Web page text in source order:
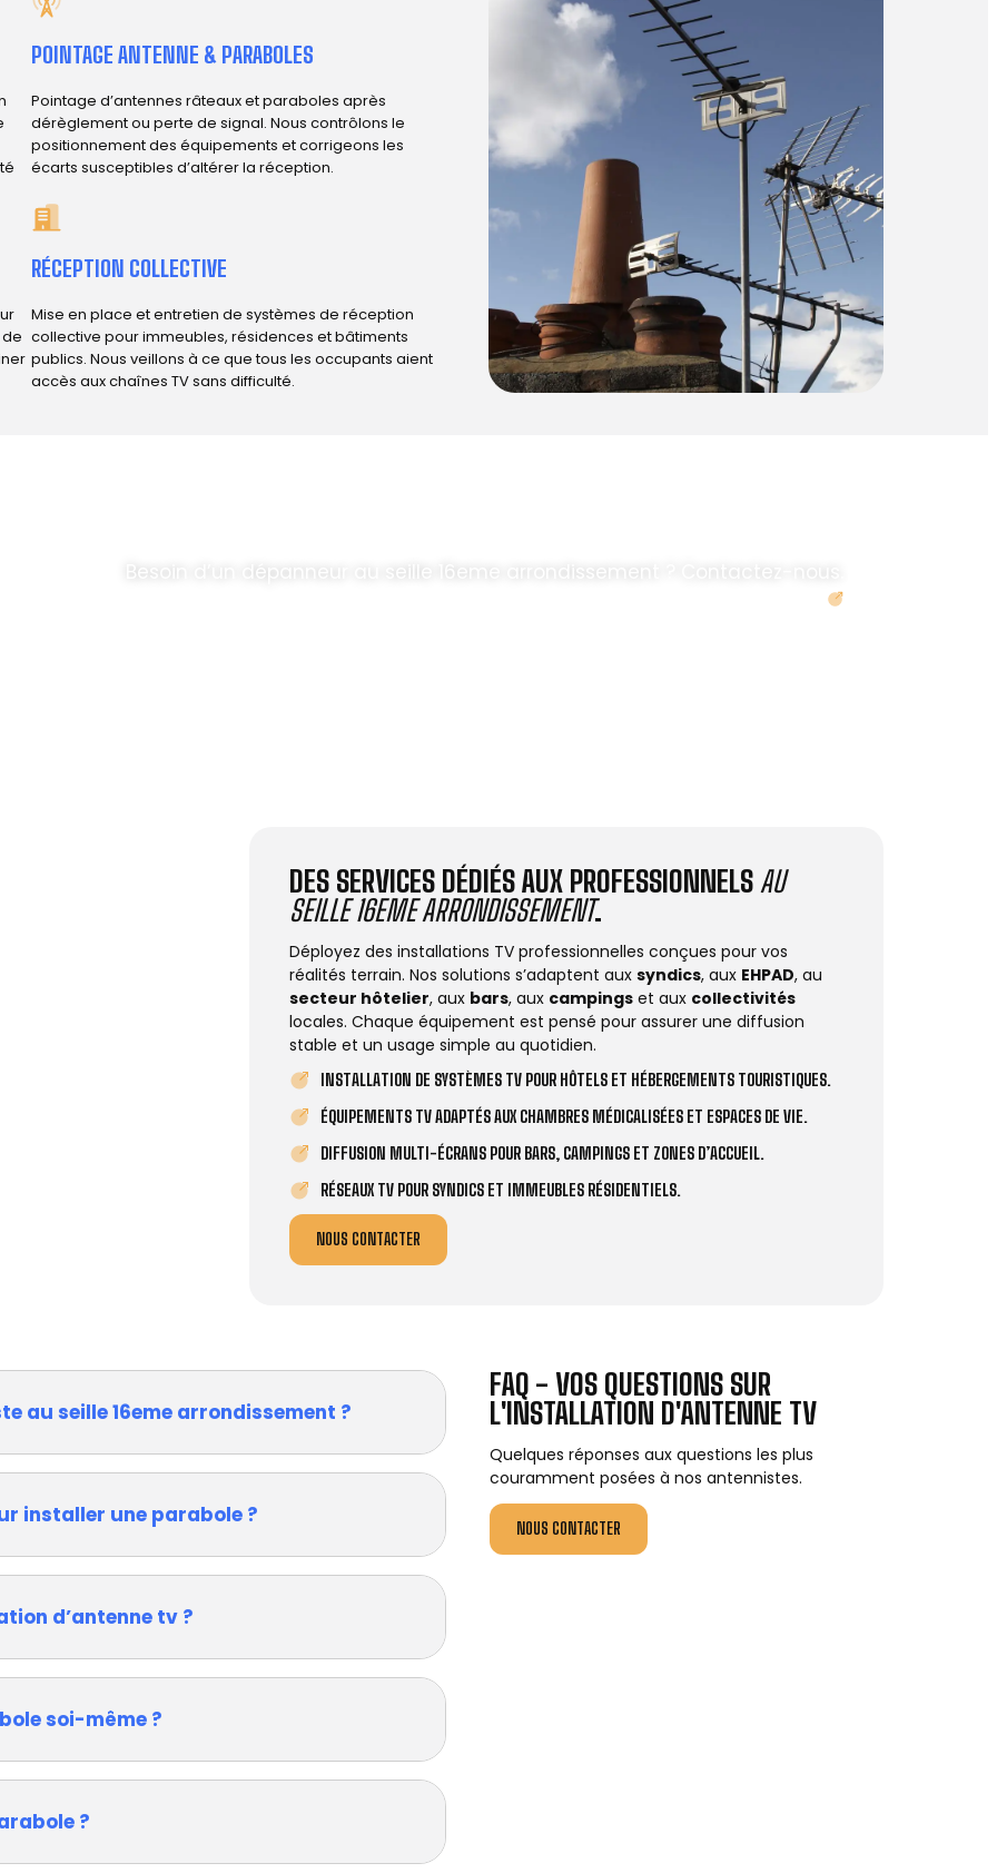
POINTAGE ANTENNE & PARABOLES
Pointage d’antennes râteaux et paraboles après
dérèglement ou perte de signal. Nous contrôlons le
positionnement des équipements et corrigeons les
écarts susceptibles d’altérer la réception.
RÉCEPTION COLLECTIVE
Mise en place et entretien de systèmes de réception
collective pour immeubles, résidences et bâtiments
publics. Nous veillons à ce que tous les occupants aient
accès aux chaînes TV sans difficulté.
Besoin d’un dépanneur au seille 16eme arrondissement ? Contactez-nous.
DES SERVICES DÉDIÉS AUX PROFESSIONNELS AU
SEILLE 16EME ARRONDISSEMENT.
Déployez des installations TV professionnelles conçues pour vos
réalités terrain. Nos solutions s’adaptent aux syndics, aux EHPAD, au
secteur hôtelier, aux bars, aux campings et aux collectivités
locales. Chaque équipement est pensé pour assurer une diffusion
stable et un usage simple au quotidien.
INSTALLATION DE SYSTÈMES TV POUR HÔTELS ET HÉBERGEMENTS TOURISTIQUES.
ÉQUIPEMENTS TV ADAPTÉS AUX CHAMBRES MÉDICALISÉES ET ESPACES DE VIE.
DIFFUSION MULTI-ÉCRANS POUR BARS, CAMPINGS ET ZONES D’ACCUEIL.
RÉSEAUX TV POUR SYNDICS ET IMMEUBLES RÉSIDENTIELS.
NOUS CONTACTER
FAQ - VOS QUESTIONS SUR
L'INSTALLATION D'ANTENNE TV
Quelques réponses aux questions les plus
couramment posées à nos antennistes.
NOUS CONTACTER
au seille 16eme arrondissement ?
installer une parabole ?
d’antenne tv ?
soi-même ?
?